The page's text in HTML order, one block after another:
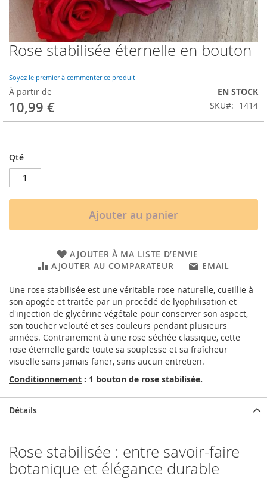
Skip
to
beginning
of
the
images
Rose stabilisée éternelle en bouton
Soyez le premier à commenter ce produit
À partir de
10,99 €
EN STOCK
SKU
1414
Qté
Ajouter au panier
AJOUTER À MA LISTE D’ENVIE
AJOUTER AU COMPARATEUR
EMAIL
Une rose stabilisée est une véritable rose naturelle, cueillie à
son apogée et traitée par un procédé de lyophilisation et
d'injection de glycérine végétale pour conserver son aspect,
son toucher velouté et ses couleurs pendant plusieurs
années. Contrairement à une rose séchée classique, cette
rose éternelle garde toute sa souplesse et sa fraîcheur
visuelle sans jamais faner, sans aucun entretien.
Conditionnement : 1 bouton de rose stabilisée.
Détails
Rose stabilisée : entre savoir-faire
botanique et élégance durable